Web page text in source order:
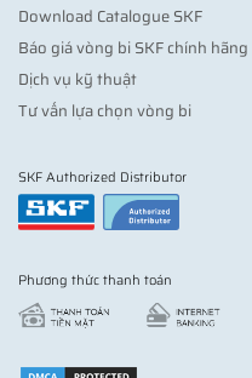
Download Catalogue SKF
Báo giá vòng bi SKF chính hãng
Dịch vụ kỹ thuật
Tư vấn lựa chọn vòng bi
SKF Authorized Distributor
Phương thức thanh toán